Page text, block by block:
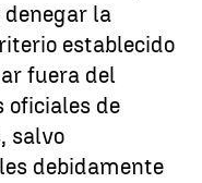
denegar la
establecido
fuera del
de
salvo
debidamente